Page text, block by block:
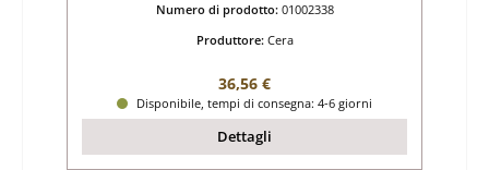
Numero di prodotto: 01002338
Produttore: Cera
Prezzo normale:
36,56 €
Disponibile, tempi di consegna: 4-6 giorni
Dettagli